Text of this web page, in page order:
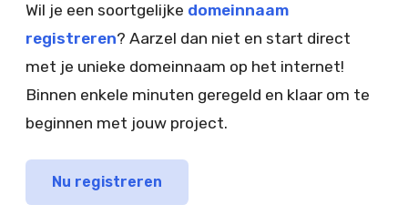
Wil je een soortgelijke domeinnaam
registreren? Aarzel dan niet en start direct
met je unieke domeinnaam op het internet!
Binnen enkele minuten geregeld en klaar om te
beginnen met jouw project.
Nu registreren